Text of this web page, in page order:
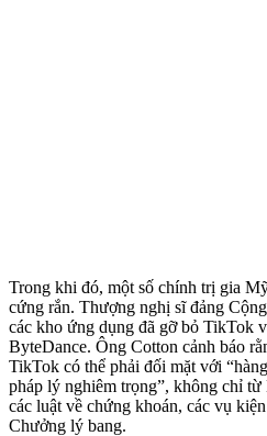
Trong khi đó, một số chính trị gia
cứng rắn. Thượng nghị sĩ đảng
các kho ứng dụng đã gỡ bỏ TikTok
ByteDance. Ông Cotton cảnh báo
TikTok có thể phải đối mặt với
pháp lý nghiêm trọng”, không chỉ
các luật về chứng khoán, các vụ
Chưởng lý bang.